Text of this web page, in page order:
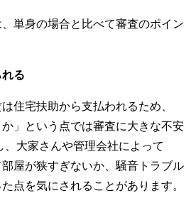
単身の場合と比べて審査のポイン
る
住宅扶助から支払われるため、
か」という点では審査に大きな不安
、大家さんや管理会社によって
屋が狭すぎないか、騒音トラブル
点を気にされることがあります。